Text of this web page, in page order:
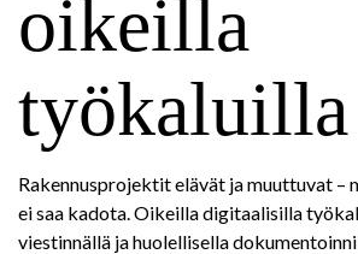
oikeilla
työkaluilla
Rakennusprojektit elävät ja muuttuvat –
ei saa kadota. Oikeilla digitaalisilla
viestinnällä ja huolellisella